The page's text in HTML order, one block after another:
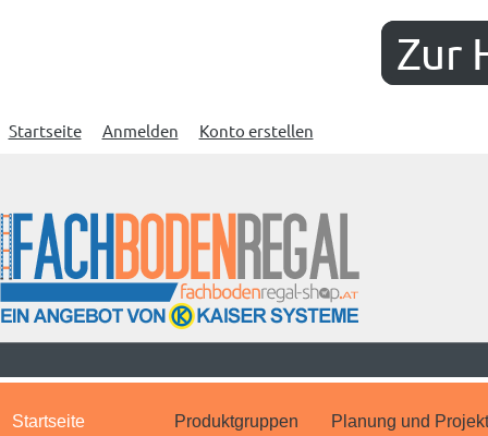
Zur
Startseite Anmelden Konto erstellen
Startseite Produktgruppen Planung und